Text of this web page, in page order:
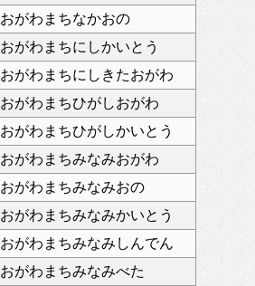
おがわまちなかおの
おがわまちにしかいとう
おがわまちにしきたおがわ
おがわまちひがしおがわ
おがわまちひがしかいとう
おがわまちみなみおがわ
おがわまちみなみおの
おがわまちみなみかいとう
おがわまちみなみしんでん
おがわまちみなみべた